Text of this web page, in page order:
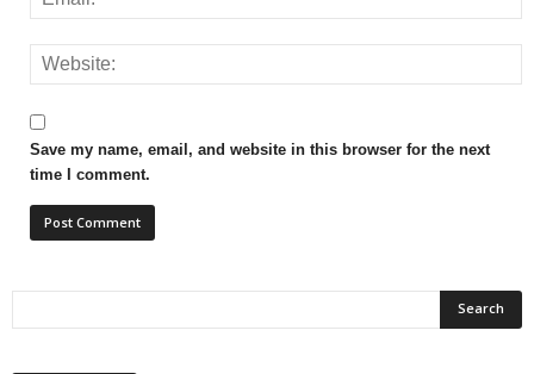
Save my name, email, and website in this browser for the next
time I comment.